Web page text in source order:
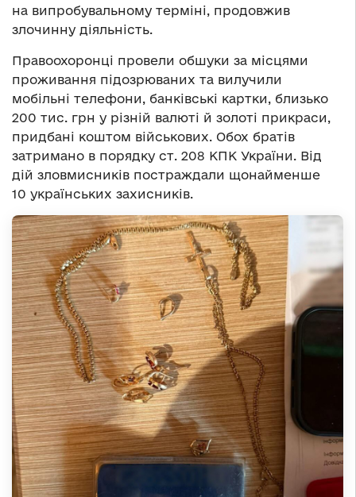
на випробувальному терміні, продовжив
злочинну діяльність.
Правоохоронці провели обшуки за місцями
проживання підозрюваних та вилучили
мобільні телефони, банківські картки, близько
200 тис. грн у різній валюті й золоті прикраси,
придбані коштом військових. Обох братів
затримано в порядку ст. 208 КПК України. Від
дій зловмисників постраждали щонайменше
10 українських захисників.